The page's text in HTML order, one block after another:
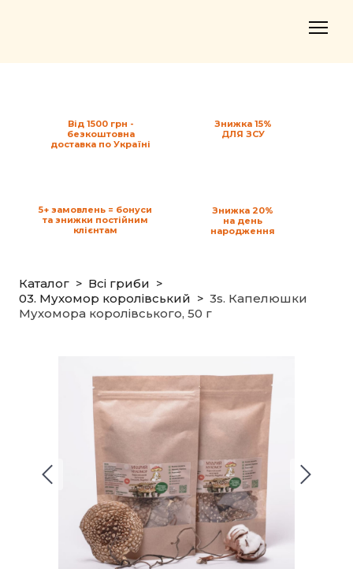
Знижка 15%
ДЛЯ ЗСУ
Від 1500 грн -
безкоштовна
доставка по Україні
5+ замовлень = бонуси
та знижки постійним
клієнтам
Знижка 20%
на день
народження
Каталог
Всі гриби
03. Мухомор королівський
3s. Капелюшки
Мухомора королівського, 50 г